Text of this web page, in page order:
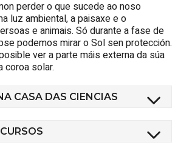
perder o que sucede ao noso
luz ambiental, a paisaxe e o
e animais. Só durante a fase de
podemos mirar o Sol sen protección.
ver a parte máis externa da súa
coroa solar.
CASA DAS CIENCIAS